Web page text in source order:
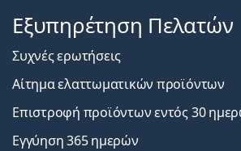
Εξυπηρέτηση Πελατών
Συχνές ερωτήσεις
Αίτημα ελαττωματικών προϊόντων
Επιστροφή προϊόντων εντός 30
Εγγύηση 365 ημερών